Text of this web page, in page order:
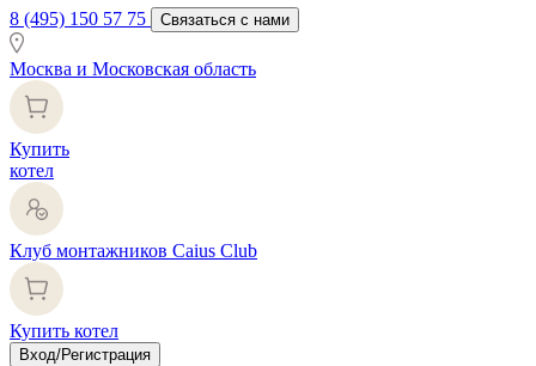
8 (495) 150 57 75 Связаться с нами
Москва и Московская область
Купить
котел
Клуб монтажников Caius Club
Купить котел
Вход/Регистрация